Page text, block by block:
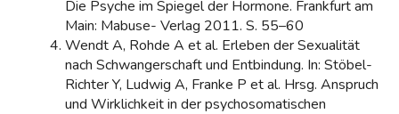
Die Psyche im Spiegel der Hormone. Frankfurt am
Main: Mabuse- Verlag 2011. S. 55–60
Wendt A, Rohde A et al. Erleben der Sexualität
nach Schwangerschaft und Entbindung. In: Stöbel-
Richter Y, Ludwig A, Franke P et al. Hrsg. Anspruch
und Wirklichkeit in der psychosomatischen